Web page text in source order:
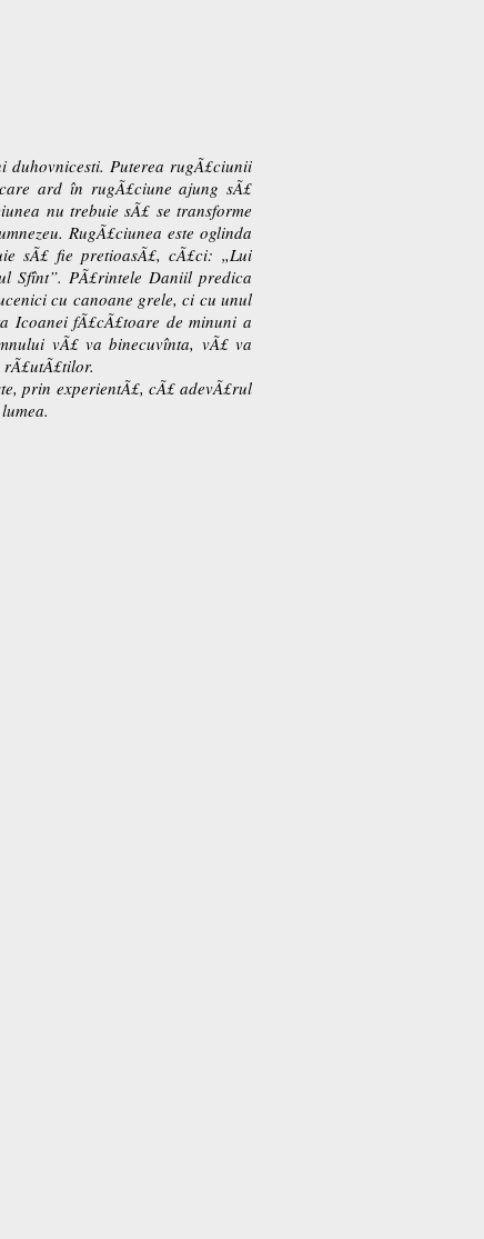
duhovnicesti. Puterea rugÃ£ciunii
ard în rugÃ£ciune ajung sÃ£
nu trebuie sÃ£ se transforme
RugÃ£ciunea este oglinda
sÃ£ fie pretioasÃ£, cÃ£ci: „Lui
Sfînt”. PÃ£rintele Daniil predica
cu canoane grele, ci cu unul
Icoanei fÃ£cÃ£toare de minuni a
vÃ£ va binecuvînta, vÃ£ va
prin experientÃ£, cÃ£ adevÃ£rul